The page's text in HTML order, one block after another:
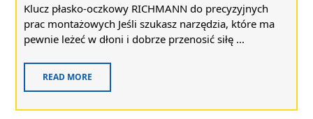
Klucz płasko-oczkowy RICHMANN do precyzyjnych
prac montażowych Jeśli szukasz narzędzia, które ma
pewnie leżeć w dłoni i dobrze przenosić siłę ...
READ MORE